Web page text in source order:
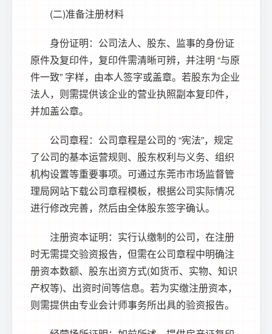
(二)准备注册材料
身份证明：公司法人、股东、监事的身份证
原件及复印件，复印件需清晰可辨，并注明 “与原
件一致” 字样，由本人签字或盖章。若股东为企业
法人，则需提供该企业的营业执照副本复印件，
并加盖公章。
公司章程：公司章程是公司的 “宪法”，规定
了公司的基本运营规则、股东权利与义务、组织
机构设置等重要事项。可通过东莞市市场监督管
理局网站下载公司章程模板，根据公司实际情况
进行修改完善，然后由全体股东签字确认。
注册资本证明：实行认缴制的公司，在注册
时无需提交验资报告，但需在公司章程中明确注
册资本数额、股东出资方式(如货币、实物、知识
产权等)、出资时间等信息。若为实缴注册资本，
则需提供由专业会计师事务所出具的验资报告。